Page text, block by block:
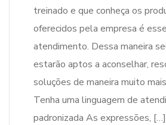
treinado e que conheça os
oferecidos pela empresa é
atendimento. Dessa maneira
estarão aptos a aconselhar,
soluções de maneira muito
Tenha uma linguagem de
padronizada As expressões, […]